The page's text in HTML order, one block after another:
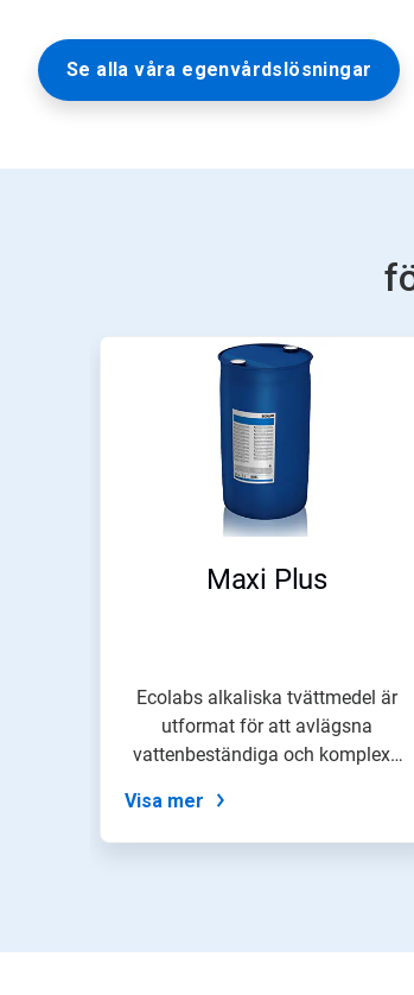
Se alla våra egenvårdslösningar
Maxi Plus
Ecolabs alkaliska tvättmedel är
utformat för att avlägsna
vattenbeständiga och komplexa
Visa mer